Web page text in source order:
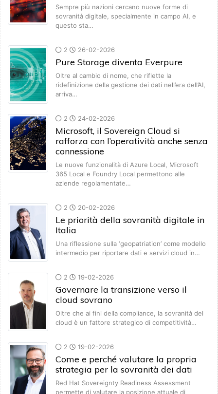
Sempre più nazioni cercano nuove forme di
sovranità digitale, specialmente in campo AI, e
questo sta…
2 26-02-2026
Pure Storage diventa Everpure
Oltre al cambio di nome, che riflette la
ridefinizione della gestione dei dati nell’era dell’AI,
arriva…
2 24-02-2026
Microsoft, il Sovereign Cloud si
rafforza con l’operatività anche senza
connessione
Le nuove funzionalità di Azure Local, Microsoft
365 Local e Foundry Local permettono alle
aziende regolamentate…
2 20-02-2026
Le priorità della sovranità digitale in
Italia
Una riflessione sulla ‘geopatriation’ come modello
intermedio per riportare dati e servizi cloud in…
2 19-02-2026
Governare la transizione verso il
cloud sovrano
Oltre che ai fini della compliance, la sovranità del
cloud è un fattore strategico di competitività…
2 19-02-2026
Come e perché valutare la propria
strategia per la sovranità dei dati
Red Hat Sovereignty Readiness Assessment
permette di valutare la posizione attuale di